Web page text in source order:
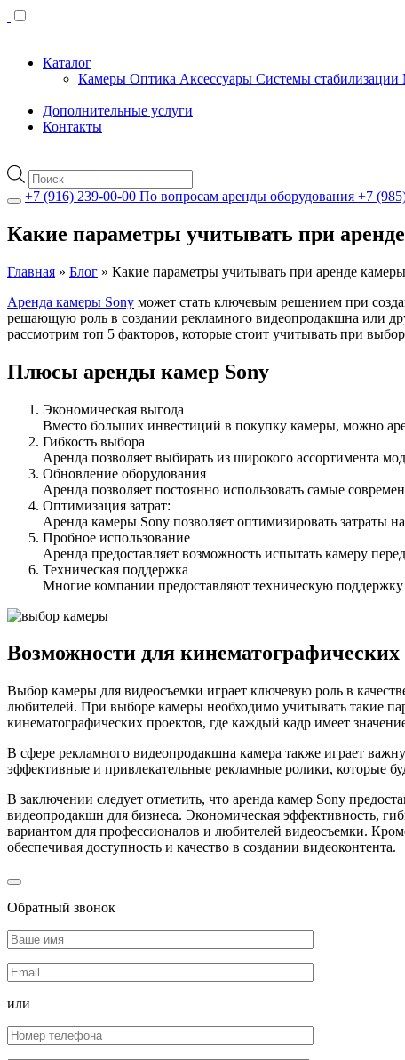
Каталог
Камеры Оптика Аксессуары Системы стабилизации
Дополнительные услуги
Контакты
Поиск
товаров
+7 (916) 239-00-00 По вопросам аренды оборудования +7
Какие параметры учитывать при
Главная » Блог » Какие параметры учитывать при аренде
Аренда камеры Sony может стать ключевым решением при
решающую роль в создании рекламного видеопродакшна или
рассмотрим топ 5 факторов, которые стоит учитывать при
Плюсы аренды камер Sony
Экономическая выгода
Вместо больших инвестиций в покупку камеры, можно
Гибкость выбора
Аренда позволяет выбирать из широкого ассортимента
Обновление оборудования
Аренда позволяет постоянно использовать самые
Оптимизация затрат:
Аренда камеры Sony позволяет оптимизировать затраты
Пробное использование
Аренда предоставляет возможность испытать камеру
Техническая поддержка
Многие компании предоставляют техническую поддержку
Возможности для
Выбор камеры для видеосъемки играет ключевую роль в
любителей. При выборе камеры необходимо учитывать такие
кинематографических проектов, где каждый кадр имеет
В сфере рекламного видеопродакшна камера также играет
эффективные и привлекательные рекламные ролики, которые
В заключении следует отметить, что аренда камер Sony
видеопродакшн для бизнеса. Экономическая эффективность,
вариантом для профессионалов и любителей видеосъемки.
обеспечивая доступность и качество в создании видеоконтента.
Обратный звонок
или